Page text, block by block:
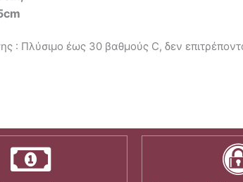
: Πλύσιμο έως 30 βαθμούς C, δεν